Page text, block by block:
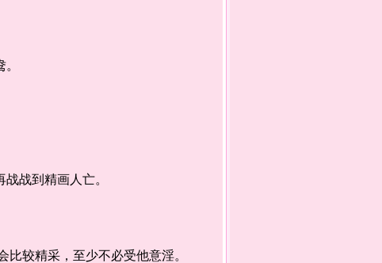
。
战到精画人亡。
较精采，至少不必受他意淫。